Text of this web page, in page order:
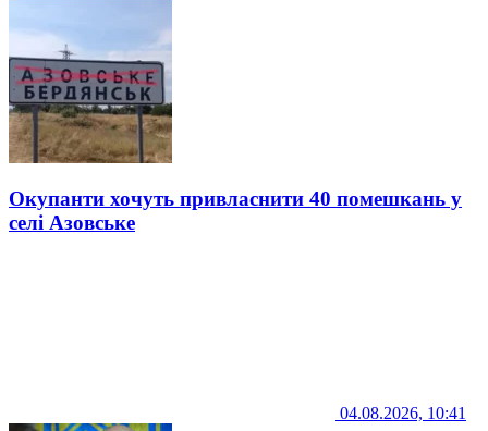
Окупанти хочуть привласнити 40 помешкань у
селі Азовське
04.08.2026, 10:41